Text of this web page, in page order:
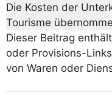
Die Kosten der
Tourisme
Dieser Beitrag enthält
oder Provisions-
von Waren oder